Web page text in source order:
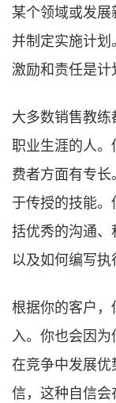
某个领域或发
并制定实施计划
激励和责任是计
大多数销售教
职业生涯的人
费者方面有专
于传授的技能
括优秀的沟通
以及如何编写执
根据你的客户
入。你也会因
在竞争中发展
信，这种自信会